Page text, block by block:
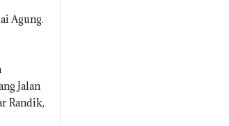
Agung.
Jalan
Randik,